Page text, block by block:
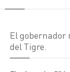
El gobernador
del Tigre.